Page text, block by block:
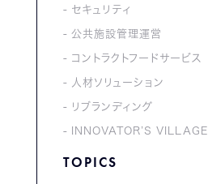
セキュリティ
公共施設管理運営
コントラクトフードサービス
人材ソリューション
リブランディング
INNOVATOR’S VILLAGE
TOPICS